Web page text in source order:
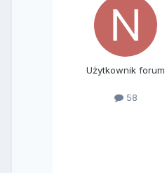
Użytkownik forum
58